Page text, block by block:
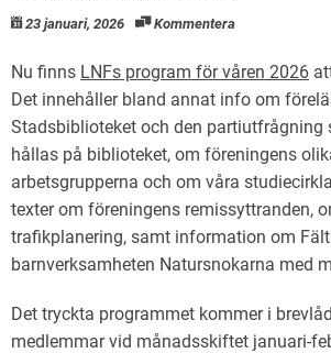
23 januari, 2026 Kommentera
Nu finns LNFs program för våren 2026
Det innehåller bland annat info om
Stadsbiblioteket och den partiutfrågning
hållas på biblioteket, om föreningens
arbetsgrupperna och om våra
texter om föreningens remissyttranden,
trafikplanering, samt information om
barnverksamheten Natursnokarna med
Det tryckta programmet kommer i
medlemmar vid månadsskiftet januari-